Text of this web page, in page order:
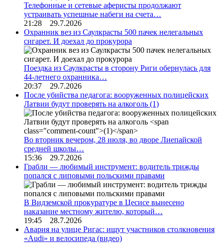
Телефонные и сетевые аферисты продолжают
устраивать успешные набеги на счета…
21:28 29.7.2026
Охранник вез из Саулкрасты 500 пачек нелегальных
сигарет. И доехал до прокурора
Поездка из Саулкрасты в сторону Риги обернулась для
44-летнего охранника…
20:37 29.7.2026
После убийства педагога: вооруженных полицейских
Латвии будут проверять на алкоголь (1)
Во вторник вечером, 28 июля, во дворе Лиепайской
средней школы…
15:36 29.7.2026
Грабли — любимый инструмент: водитель трижды
попался с липовыми польскими правами
В Видземской прокуратуре в Цесисе вынесено
наказание местному жителю, который…
19:45 28.7.2026
Авария на улице Ригас: ищут участников столкновения
«Audi» и велосипеда (видео)